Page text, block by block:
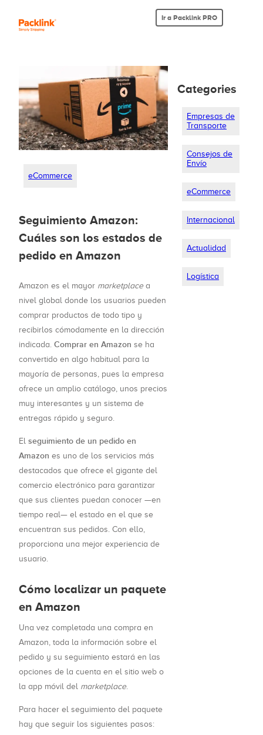
Ir a Packlink PRO
eCommerce
Seguimiento Amazon:
Cuáles son los estados de
pedido en Amazon
Amazon es el mayor marketplacea
nivel global donde los usuarios pueden
comprar productos de todo tipo y
recibirlos cómodamente en la dirección
indicada. Comprar en Amazon se ha
convertido en algo habitual para la
mayoría de personas, pues la empresa
ofrece un amplio catálogo, unos precios
muy interesantes y un sistema de
entregas rápido y seguro.
El seguimiento de un pedido en
Amazon es uno de los servicios más
destacados que ofrece el gigante del
comercio electrónico para garantizar
que sus clientes puedan conocer —en
tiempo real— el estado en el que se
encuentran sus pedidos. Con ello,
proporciona una mejor experiencia de
usuario.
Cómo localizar un paquete
en Amazon
Una vez completada una compra en
Amazon, toda la información sobre el
pedido y su seguimiento estará en las
opciones de la cuenta en el sitio web o
la app móvil del marketplace.
Para hacer el seguimiento del paquete
hay que seguir los siguientes pasos:
Categories
Empresas de
Transporte
Consejos de
Envío
eCommerce
Internacional
Actualidad
Logística